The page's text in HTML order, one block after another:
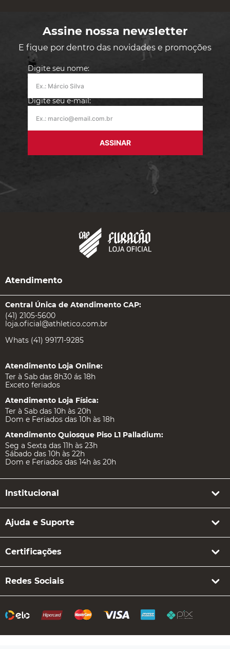
Assine nossa newsletter
E fique por dentro das novidades e promoções
Digite seu nome:
Digite seu e-mail:
ASSINAR
Atendimento
Central Única de Atendimento CAP:
(41) 2105-5600
loja.oficial@athletico.com.br
Whats (41) 99171-9285
Atendimento Loja Online:
Ter à Sab das 8h30 ás 18h
Exceto feriados
Atendimento Loja Física:
Ter à Sab das 10h às 20h
Dom e Feriados das 10h às 18h
Atendimento Quiosque Piso L1 Palladium:
Seg a Sexta das 11h às 23h
Sábado das 10h às 22h
Dom e Feriados das 14h às 20h
Institucional
Ajuda e Suporte
Certificações
Redes Sociais